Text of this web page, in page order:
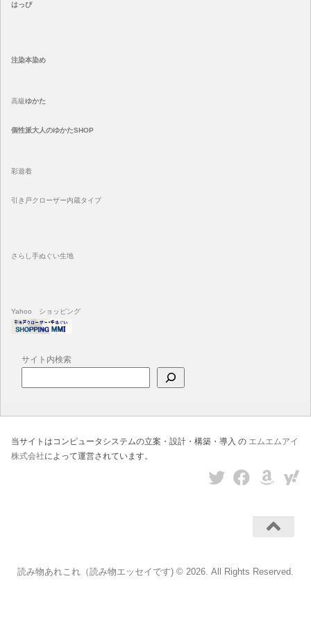
はっぴ
注染本染め
高級ゆかた
個性派大人のゆかたSHOP
彩遊着
引き戸クローザー内蔵タイプ
さらし手ぬぐい生地
Yahoo ショッピング
サイト内検索
当サイトはコンピュータシステムの立案・設計・構築・導入 の エムエムアイ
株式会社によって運営されています。
読み物あれこれ（読み物エッセイです) © 2026. All Rights Reserved.